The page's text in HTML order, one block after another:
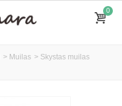
0
> Muilas > Skystas muilas